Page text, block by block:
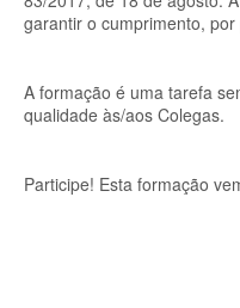
garantir o cumprimento,
A formação é uma tarefa
qualidade às/aos Colegas.
Participe! Esta formação